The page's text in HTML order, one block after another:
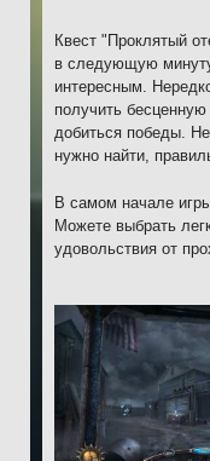
Квест "Проклятый
в следующую
интересным.
получить
добиться победы.
нужно найти,
В самом начале
Можете выбрать
удовольствия от